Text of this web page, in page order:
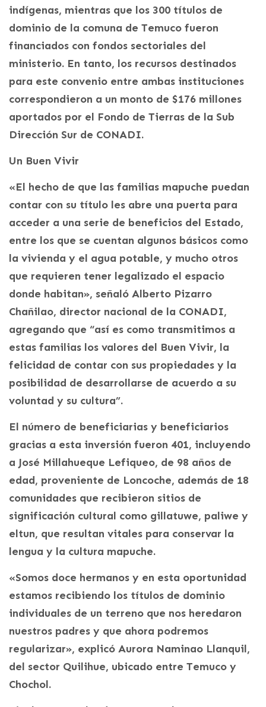
indígenas, mientras que los 300 títulos de
dominio de la comuna de Temuco fueron
financiados con fondos sectoriales del
ministerio. En tanto, los recursos destinados
para este convenio entre ambas instituciones
correspondieron a un monto de $176 millones
aportados por el Fondo de Tierras de la Sub
Dirección Sur de CONADI.
Un Buen Vivir
«El hecho de que las familias mapuche puedan
contar con su título les abre una puerta para
acceder a una serie de beneficios del Estado,
entre los que se cuentan algunos básicos como
la vivienda y el agua potable, y mucho otros
que requieren tener legalizado el espacio
donde habitan», señaló Alberto Pizarro
Chañilao, director nacional de la CONADI,
agregando que “así es como transmitimos a
estas familias los valores del Buen Vivir, la
felicidad de contar con sus propiedades y la
posibilidad de desarrollarse de acuerdo a su
voluntad y su cultura”.
El número de beneficiarias y beneficiarios
gracias a esta inversión fueron 401, incluyendo
a José Millahueque Lefiqueo, de 98 años de
edad, proveniente de Loncoche, además de 18
comunidades que recibieron sitios de
significación cultural como gillatuwe, paliwe y
eltun, que resultan vitales para conservar la
lengua y la cultura mapuche.
«Somos doce hermanos y en esta oportunidad
estamos recibiendo los títulos de dominio
individuales de un terreno que nos heredaron
nuestros padres y que ahora podremos
regularizar», explicó Aurora Naminao Llanquil,
del sector Quilihue, ubicado entre Temuco y
Chochol.